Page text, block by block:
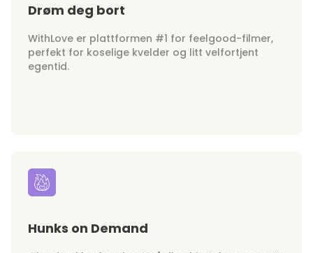
Drøm deg bort
WithLove er plattformen #1 for feelgood-filmer,
perfekt for koselige kvelder og litt velfortjent
egentid.
Hunks on Demand